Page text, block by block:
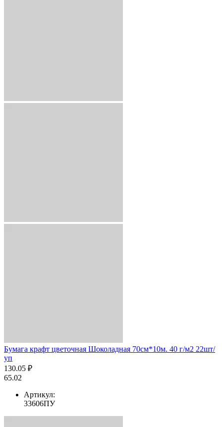
Бумага крафт цветочная Шоколадная 70см*10м. 40 г/м2 22шт/
уп
130.05 ₽
65.02
Артикул:
33606ПУ